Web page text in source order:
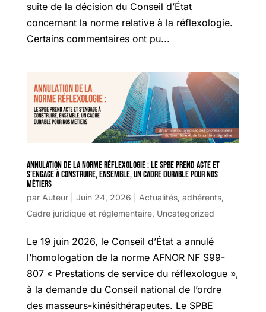
suite de la décision du Conseil d’État
concernant la norme relative à la réflexologie.
Certains commentaires ont pu...
Annulation de la norme réflexologie : Le SPBE prend acte et
s’engage à construire, ensemble, un cadre durable pour nos
métiers
par Auteur| Juin 24, 2026 Actualités, adhérents,
Cadre juridique et réglementaire, Uncategorized
Le 19 juin 2026, le Conseil d’État a annulé
l’homologation de la norme AFNOR NF S99-
807 « Prestations de service du réflexologue »,
à la demande du Conseil national de l’ordre
des masseurs-kinésithérapeutes. Le SPBE